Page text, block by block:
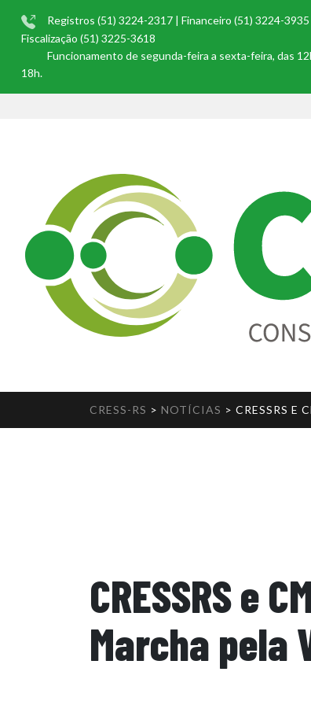
Registros (51) 3224-2317 | Financeiro (51) 3224-3935
Fiscalização (51) 3225-3618
Funcionamento de segunda-feira a sexta-feira, das
18h.
CRESS-RS > NOTÍCIAS > CRESSRS E
CRESSRS e
Marcha pela